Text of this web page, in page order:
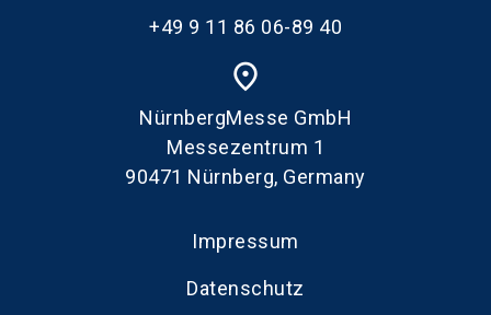
+49 9 11 86 06-89 40
place
NürnbergMesse GmbH
Messezentrum 1
90471 Nürnberg, Germany
Impressum
Datenschutz